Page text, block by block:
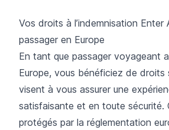
Vos droits à l’indemnisation Enter
passager en Europe
En tant que passager voyageant
Europe, vous bénéficiez de droits
visent à vous assurer une
satisfaisante et en toute sécurité.
protégés par la réglementation